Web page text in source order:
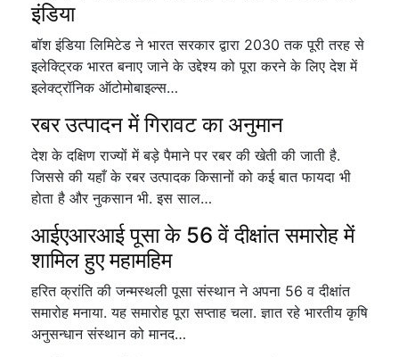
इंडिया
बॉश इंडिया लिमिटेड ने भारत सरकार द्वारा 2030 तक पूरी तरह से
इलेक्ट्रिक भारत बनाए जाने के उद्देश्य को पूरा करने के लिए देश में
इलेक्ट्रॉनिक ऑटोमोबाइल्स…
रबर उत्पादन में गिरावट का अनुमान
देश के दक्षिण राज्यों में बड़े पैमाने पर रबर की खेती की जाती है.
जिससे की यहाँ के रबर उत्पादक किसानों को कई बात फायदा भी
होता है और नुकसान भी. इस साल…
आईएआरआई पूसा के 56 वें दीक्षांत समारोह में
शामिल हुए महामहिम
हरित क्रांति की जन्मस्थली पूसा संस्थान ने अपना 56 व दीक्षांत
समारोह मनाया. यह समारोह पूरा सप्ताह चला. ज्ञात रहे भारतीय कृषि
अनुसन्धान संस्थान को मानद…